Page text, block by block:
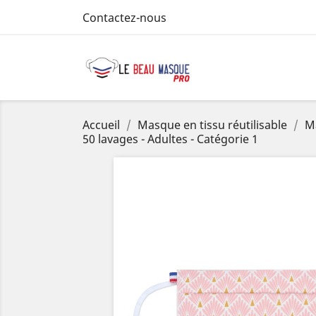
Contactez-nous
Accueil Masque en tissu réutilisable
50 lavages - Adultes - Catégorie 1